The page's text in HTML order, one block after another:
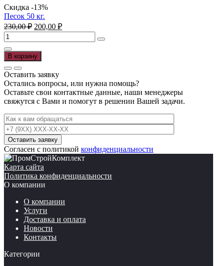
Скидка -13%
Песок 50 кг.
230,00₽ Первоначальная
цена
составляла
230,00 ₽.
200,00 ₽Текущая
цена:
200,00 ₽.
Количество
товара
Песок
50
кг.
В корзину
Оставить заявку
Остались вопросы, или нужна помощь?
Оставьте свои контактные данные, наши менеджеры
свяжутся с Вами и помогут в решении Вашей задачи.
Согласен с политикой конфиденциальности
Карта сайта
Политика конфиденциальности
О компании
О компании
Услуги
Доставка и оплата
Новости
Контакты
Категории